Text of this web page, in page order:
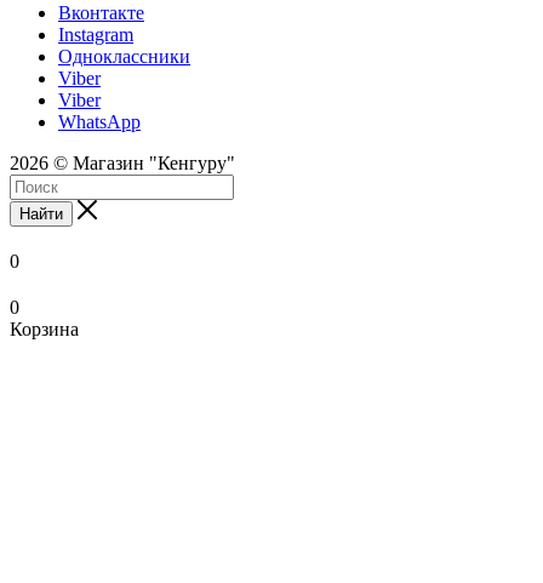
Вконтакте
Instagram
Одноклассники
Viber
Viber
WhatsApp
2026 © Магазин "Кенгуру"
Найти
0
0
Корзина